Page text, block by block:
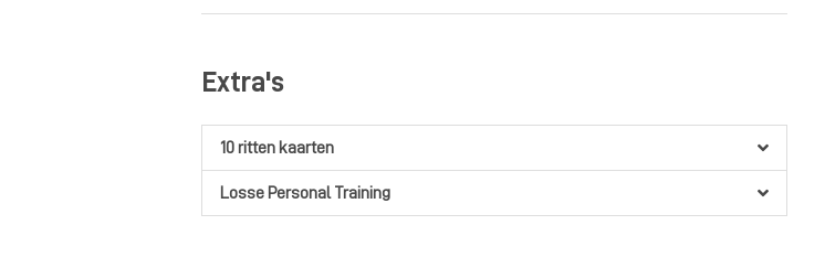
Extra's
10 ritten kaarten
Losse Personal Training